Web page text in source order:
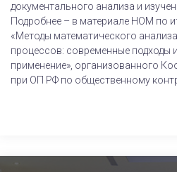
документального анализа и
Подробнее – в материале НОМ по
«Методы математического
процессов: современные подходы
применение», организованного
при ОП РФ по общественному